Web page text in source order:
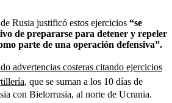
Rusia justificó estos ejercicios “se
de prepararse para detener y repeler
parte de una operación defensiva”.
advertencias costeras citando ejercicios
, que se suman a los 10 días de
con Bielorrusia, al norte de Ucrania.